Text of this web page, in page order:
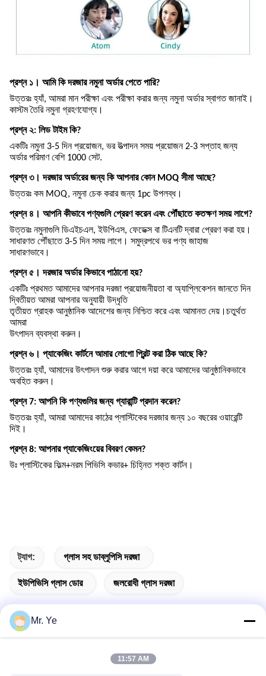
প্রশ্ন ১। আমি কি দরজার নমুনা অর্ডার পেতে পারি?
উত্তরঃ হ্যাঁ, আমরা মান পরীক্ষা এবং পরীক্ষা করার জন্য নমুনা অর্ডার স্বাগত জানাই।
কাস্টম তৈরি নমুনা গ্রহণযোগ্য।
প্রশ্ন ২: লিড টাইম কি?
একটিঃ নমুনা 3-5 দিন প্রয়োজন, ভর উত্পাদন সময় প্রয়োজন 2-3 সপ্তাহ জন্য
অর্ডার পরিমাণ বেশি 1000 সেট.
প্রশ্ন ৩। দরজার অর্ডারের জন্য কি আপনার কোন MOQ সীমা আছে?
উত্তরঃ কম MOQ, নমুনা চেক করার জন্য 1pc উপলব্ধ।
প্রশ্ন ৪। আপনি কীভাবে পণ্যগুলি প্রেরণ করেন এবং পৌঁছাতে কতক্ষণ সময় লাগে?
উত্তরঃ নমুনাগুলি ডিএইচএল, ইউপিএস, ফেডেক্স বা টিএনটি দ্বারা প্রেরণ করা হয়।
সাধারণত পৌঁছাতে 3-5 দিন সময় লাগে। সমুদ্রপথে ভর পণ্য জাহাজ
সাধারণভাবে।
প্রশ্ন ৫। দরজার অর্ডার কিভাবে পাঠানো হয়?
একটিঃ প্রথমত আমাদের আপনার দরজা প্রয়োজনীয়তা বা অ্যাপ্লিকেশন জানতে দিন
দ্বিতীয়ত আমরা আপনার অনুযায়ী উদ্ধৃতি
তৃতীয়ত গ্রাহক আনুষ্ঠানিক আদেশের জন্য নিশ্চিত করে এবং আমানত দেয়।চতুর্থত
আমরা
উৎপাদন ব্যবস্থা করুন।
প্রশ্ন ৬। প্যাকেজিং কার্টনে আমার লোগো প্রিন্ট করা ঠিক আছে কি?
উত্তরঃ হ্যাঁ, আমাদের উৎপাদন শুরু করার আগে দয়া করে আমাদের আনুষ্ঠানিকভাবে
অবহিত করুন।
প্রশ্ন 7: আপনি কি পণ্যগুলির জন্য গ্যারান্টি প্রদান করেন?
উত্তরঃ হ্যাঁ, আমরা আমাদের কাঠের প্লাস্টিকের দরজার জন্য ১০ বছরের ওয়ারেন্টি
দিই।
প্রশ্ন 8: আপনার প্যাকেজিংয়ের বিবরণ কেমন?
উঃ প্লাস্টিকের ফিল্ম+নরম পিভিসি কভার+ চিহ্নিত শক্ত কার্টন।
ট্যাগ: গ্লাস সহ ডাব্লুপিসি দরজা
ইউপিভিসি গ্লাস ডোর জলরোধী গ্লাস দরজা
Mr. Ye
11:57 AM